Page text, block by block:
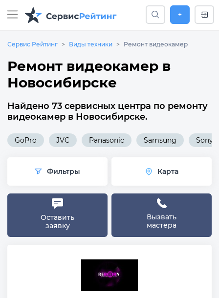
+
Сервис Рейтинг Виды техники Ремонт видеокамер
Ремонт видеокамер в
Новосибирске
Найдено 73 сервисных центра по ремонту
видеокамер в Новосибирске.
GoPro JVC Panasonic Samsung Sony
Фильтры Карта
Оставить
заявку
Вызвать
мастера